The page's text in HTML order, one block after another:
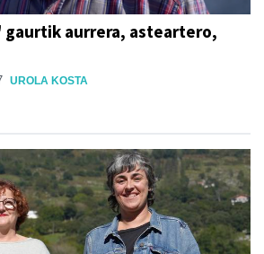
gaurtik aurrera, asteartero,
UROLA KOSTA